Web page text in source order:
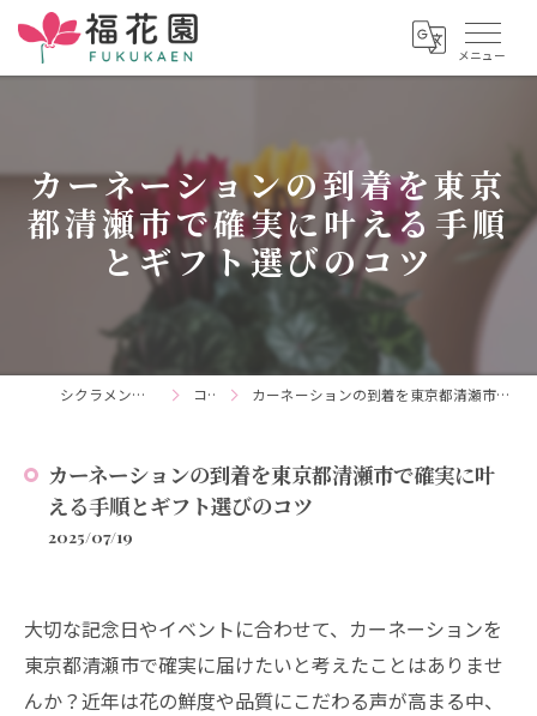
カーネーションの到着を東京
都清瀬市で確実に叶える手順
とギフト選びのコツ
シクラメンの通販なら福花園 コラム カーネーションの到着を東京都清瀬市で確実に叶える手順とギフト選びのコツ
カーネーションの到着を東京都清瀬市で確実に叶
える手順とギフト選びのコツ
2025/07/19
大切な記念日やイベントに合わせて、カーネーションを
東京都清瀬市で確実に届けたいと考えたことはありませ
んか？近年は花の鮮度や品質にこだわる声が高まる中、